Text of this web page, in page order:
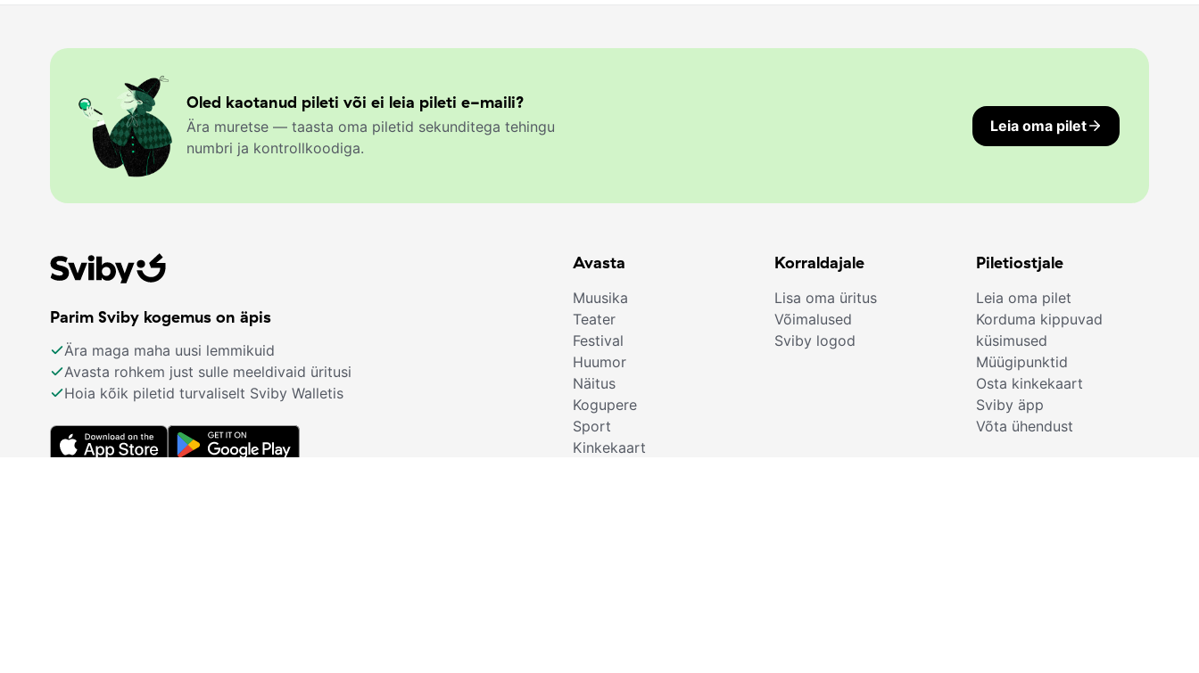
Oled kaotanud pileti või ei leia pileti e-maili?
Ära muretse — taasta oma piletid sekunditega tehingu
numbri ja kontrollkoodiga.
Leia oma pilet
Parim Sviby kogemus on äpis
Ära maga maha uusi lemmikuid
Avasta rohkem just sulle meeldivaid üritusi
Hoia kõik piletid turvaliselt Sviby Walletis
Avasta
Muusika
Teater
Festival
Huumor
Näitus
Kogupere
Sport
Kinkekaart
Korraldajale
Lisa oma üritus
Võimalused
Sviby logod
Piletiostjale
Leia oma pilet
Korduma kippuvad
küsimused
Müügipunktid
Osta kinkekaart
Sviby äpp
Võta ühendust